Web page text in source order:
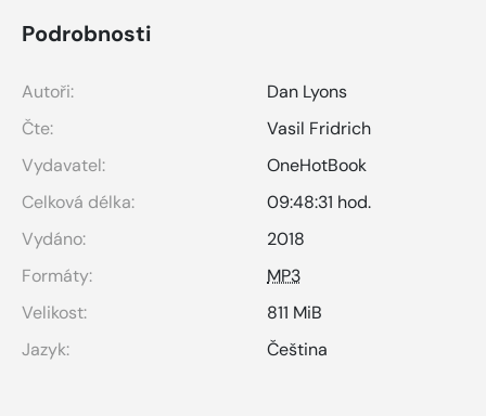
Podrobnosti
Autoři:
Dan Lyons
Čte:
Vasil Fridrich
Vydavatel:
OneHotBook
Celková délka:
09:48:31 hod.
Vydáno:
2018
Formáty:
MP3
Velikost:
811 MiB
Jazyk:
Čeština